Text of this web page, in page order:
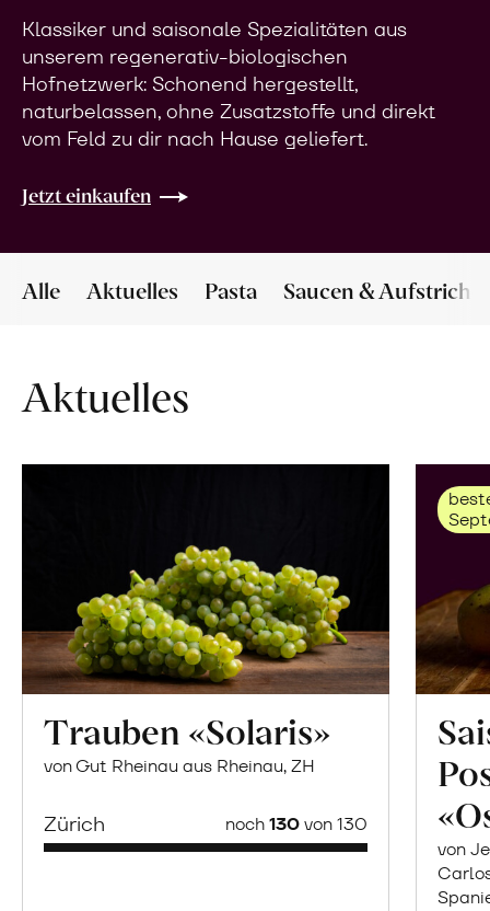
Klassiker und saisonale Spezialitäten aus
unserem regenerativ-biologischen
Hofnetzwerk: Schonend hergestellt,
naturbelassen, ohne Zusatzstoffe und direkt
vom Feld zu dir nach Hause geliefert.
Jetzt einkaufen
Alle Aktuelles Pasta Saucen & Aufstriche
Aktuelles
Trauben «Solaris»
von Gut Rheinau aus Rheinau, ZH
Zürich noch130von 130
von